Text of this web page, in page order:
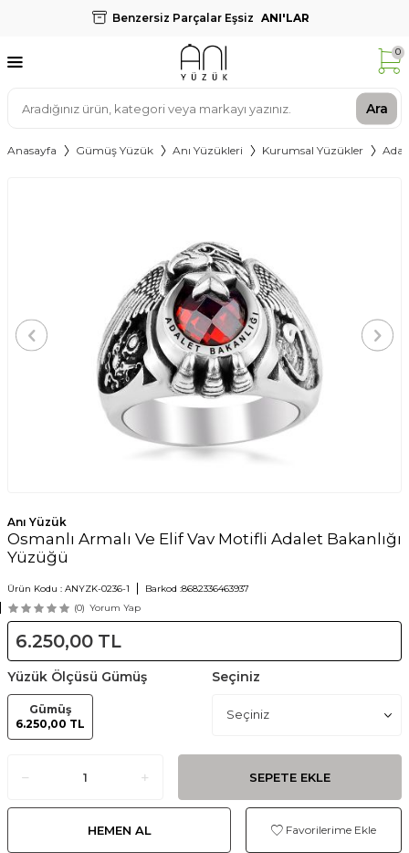
Benzersiz Parçalar Eşsiz ANI'LAR
Ara
0
Anasayfa Gümüş Yüzük Anı Yüzükleri Kurumsal Yüzükler
Anı Yüzük
Osmanlı Armalı Ve Elif Vav Motifli Adalet Bakanlığı
Yüzüğü
Ürün Kodu : ANYZK-0236-1 Barkod :8682336463937
(0) Yorum Yap
6.250,00 TL
Yüzük Ölçüsü Gümüş
Gümüş
6.250,00 TL
Seçiniz
SEPETE EKLE
HEMEN AL Favorilerime Ekle